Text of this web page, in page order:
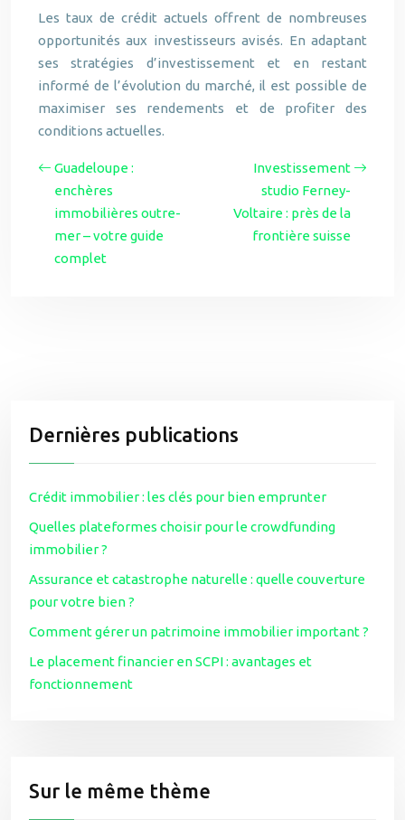
Les taux de crédit actuels offrent de nombreuses
opportunités aux investisseurs avisés. En adaptant
ses stratégies d’investissement et en restant
informé de l’évolution du marché, il est possible de
maximiser ses rendements et de profiter des
conditions actuelles.
Guadeloupe :
enchères
immobilières outre-
mer – votre guide
complet
Investissement
studio Ferney-
Voltaire : près de la
frontière suisse
Dernières publications
Crédit immobilier : les clés pour bien emprunter
Quelles plateformes choisir pour le crowdfunding
immobilier ?
Assurance et catastrophe naturelle : quelle couverture
pour votre bien ?
Comment gérer un patrimoine immobilier important ?
Le placement financier en SCPI : avantages et
fonctionnement
Sur le même thème